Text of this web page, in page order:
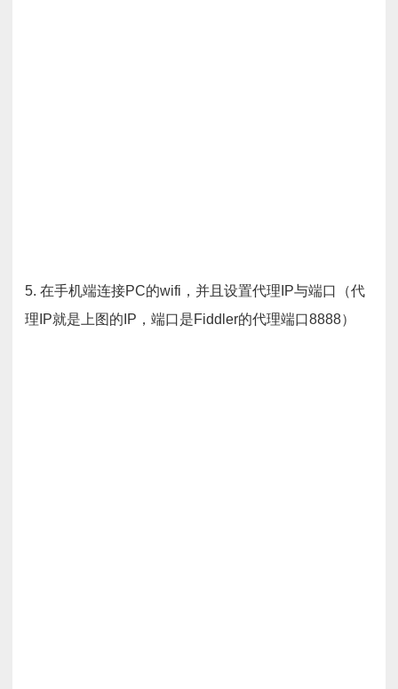
5. 在手机端连接PC的wifi，并且设置代理IP与端口（代
理IP就是上图的IP，端口是Fiddler的代理端口8888）